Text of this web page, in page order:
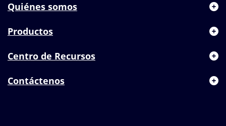
Quiénes somos
Productos
Centro de Recursos
Contáctenos